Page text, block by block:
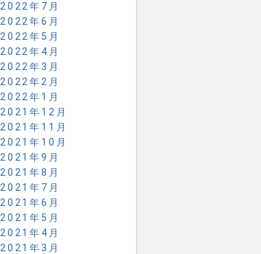
2022年7月
2022年6月
2022年5月
2022年4月
2022年3月
2022年2月
2022年1月
2021年12月
2021年11月
2021年10月
2021年9月
2021年8月
2021年7月
2021年6月
2021年5月
2021年4月
2021年3月